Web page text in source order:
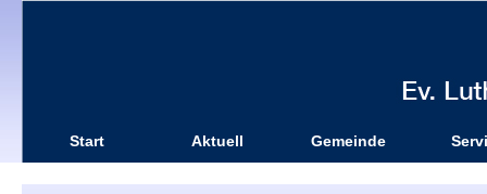
Start Aktuell Gemeinde